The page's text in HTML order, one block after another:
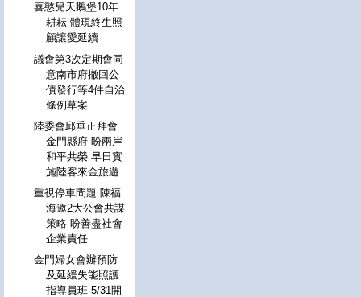
喜憨兒天鵝堡10年
耕耘 體現終生照
顧讓愛延續
議會第3次定期會同
意南市府撤回公
債發行等4件自治
條例草案
陸委會邱垂正拜會
金門縣府 盼兩岸
和平共榮 早日實
施陸客來金旅遊
重視停車問題 陳福
海邀2大公會共謀
策略 盼善盡社會
企業責任
金門婦女會辦預防
及延緩失能照護
指導員班 5/31開